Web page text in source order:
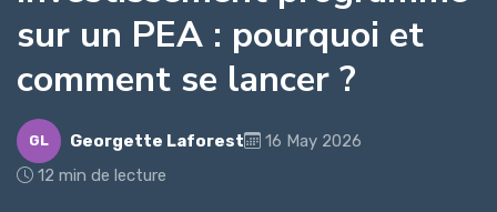
sur un PEA : pourquoi et
comment se lancer ?
GL Georgette Laforest
16 May 2026
12 min de lecture